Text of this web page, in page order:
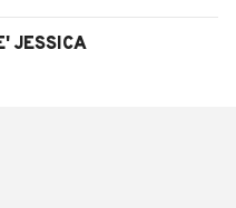
JESSICA